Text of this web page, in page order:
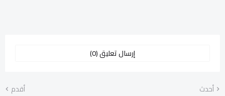
إرسال تعليق (0)
أحدث أقدم